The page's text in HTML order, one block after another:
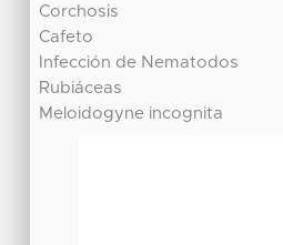
Corchosis
Cafeto
Infección de Nematodos
Rubiáceas
Meloidogyne incognita